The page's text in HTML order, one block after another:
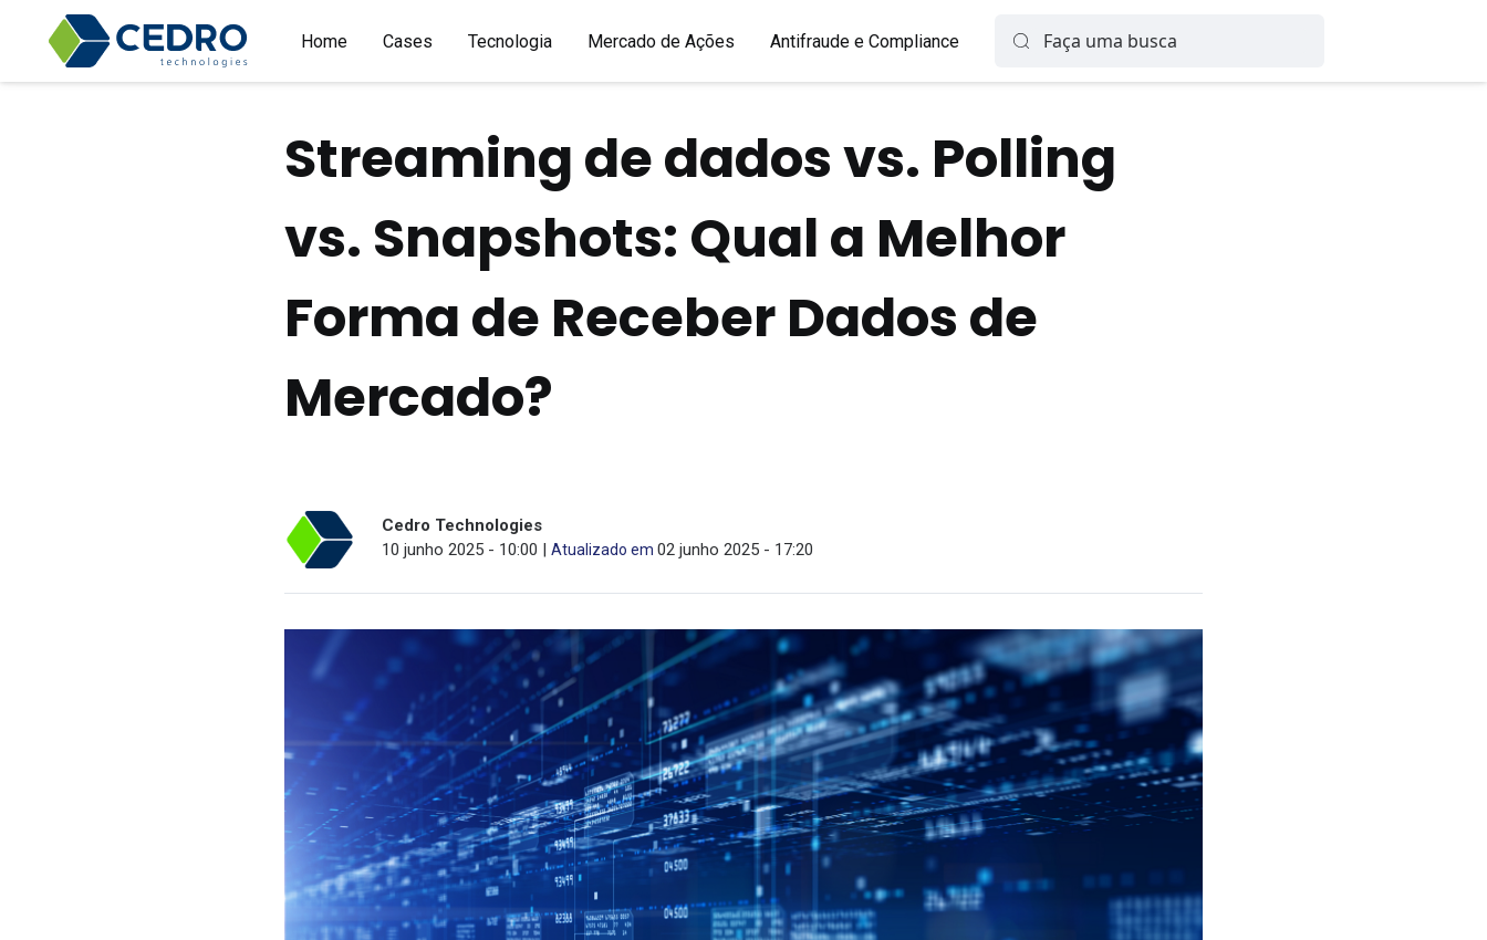
Home Cases Tecnologia Mercado de Ações Antifraude e Compliance
Streaming de dados vs. Polling
vs. Snapshots: Qual a Melhor
Forma de Receber Dados de
Mercado?
Cedro Technologies
10 junho 2025 - 10:00 |Atualizado em02 junho 2025 - 17:20